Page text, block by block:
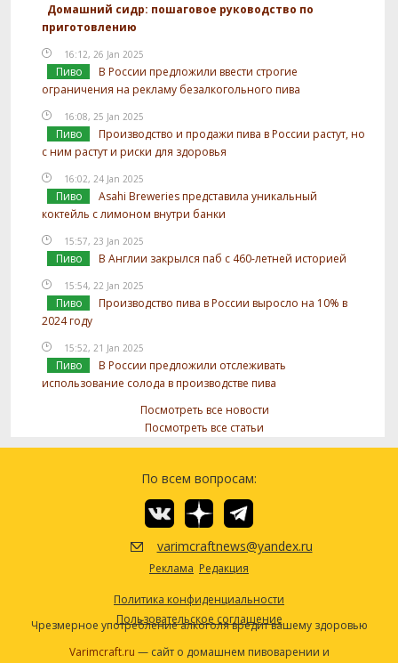
Домашний сидр: пошаговое руководство по
приготовлению
16:12, 26 Jan 2025
Пиво
В России предложили ввести строгие
ограничения на рекламу безалкогольного пива
16:08, 25 Jan 2025
Пиво
Производство и продажи пива в России растут, но
с ним растут и риски для здоровья
16:02, 24 Jan 2025
Пиво
Asahi Breweries представила уникальный
коктейль с лимоном внутри банки
15:57, 23 Jan 2025
Пиво В Англии закрылся паб с 460-летней историей
15:54, 22 Jan 2025
Пиво
Производство пива в России выросло на 10% в
2024 году
15:52, 21 Jan 2025
Пиво
В России предложили отслеживать
использование солода в производстве пива
Посмотреть все новости
Посмотреть все статьи
По всем вопросам:
varimcraftnews@yandex.ru
Реклама Редакция
Политика конфиденциальности
Пользовательское соглашение
Чрезмерное употребление алкоголя вредит вашему здоровью
Varimcraft.ru — сайт о домашнем пивоварении и